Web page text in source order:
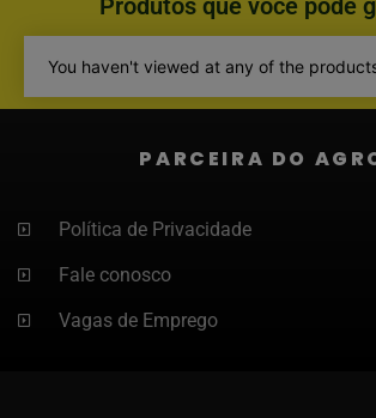
Produtos que você pode
You haven't viewed at any of the
PARCEIRA DO
Política de Privacidade
Fale conosco
Vagas de Emprego